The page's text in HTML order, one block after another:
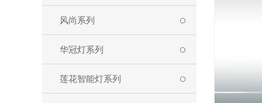
风尚系列
华冠灯系列
莲花智能灯系列